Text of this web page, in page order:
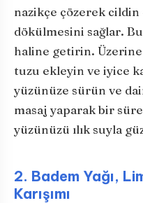
nazikçe çözerek
dökülmesini sağlar.
haline getirin.
tuzu ekleyin ve iyice
yüzünüze sürün ve
masaj yaparak bir
yüzünüzü ılık suyla
2. Badem Yağı,
Karışımı